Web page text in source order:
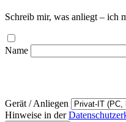
Schreib mir, was anliegt – ich
Name
Gerät / Anliegen
Hinweise in der